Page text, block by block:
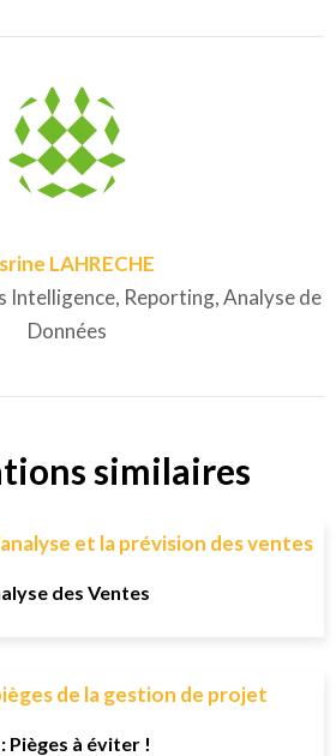
LAHRECHE
Intelligence, Reporting, Analyse de
Données
similaires
des Ventes
Pièges à éviter !